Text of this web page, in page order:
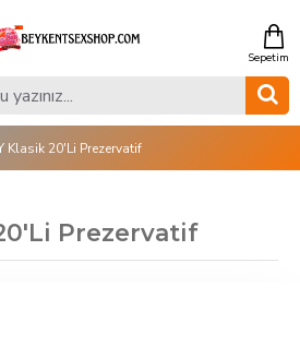
Klasik 20'Li Prezervatif
Prezervatif